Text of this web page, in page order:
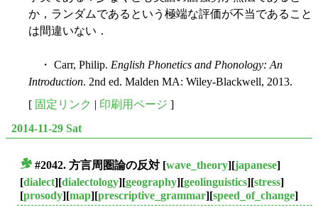
か，ランダムであるという極端な評価が不当であること
は間違いない．
・ Carr, Philip. English Phonetics and Phonology: An
Introduction. 2nd ed. Malden MA: Wiley-Blackwell, 2013.
[ 固定リンク | 印刷用ページ ]
2014-11-29 Sat
#2042. 方言周圏論の反対 [wave_theory][japanese]
[dialect][dialectology][geography][geolinguistics][stress]
[prosody][map][prescriptive_grammar][speed_of_change]